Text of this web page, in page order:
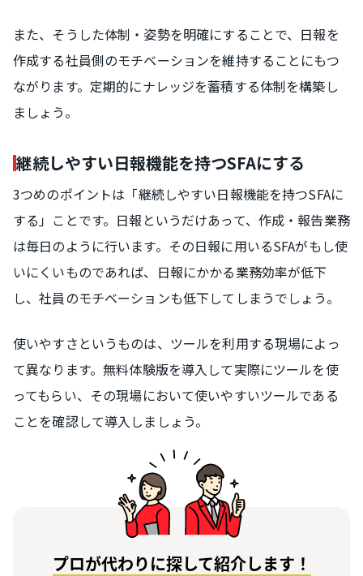
また、そうした体制・姿勢を明確にすることで、日報を
作成する社員側のモチベーションを維持することにもつ
ながります。定期的にナレッジを蓄積する体制を構築し
ましょう。
継続しやすい日報機能を持つSFAにする
3つめのポイントは「継続しやすい日報機能を持つSFAに
する」ことです。日報というだけあって、作成・報告業務
は毎日のように行います。その日報に用いるSFAがもし使
いにくいものであれば、日報にかかる業務効率が低下
し、社員のモチベーションも低下してしまうでしょう。
使いやすさというものは、ツールを利用する現場によっ
て異なります。無料体験版を導入して実際にツールを使
ってもらい、その現場において使いやすいツールである
ことを確認して導入しましょう。
プロが代わりに探して紹介します！